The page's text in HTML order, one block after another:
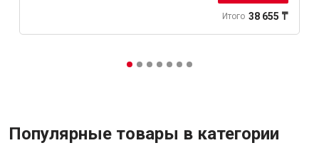
Итого 38 655 ₸
Популярные товары в категории